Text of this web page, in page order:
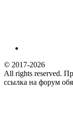
© 2017-2026
All rights reserved.
ссылка на форум